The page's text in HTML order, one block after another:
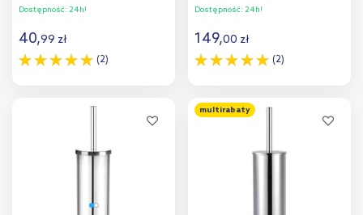
Dostępność: 24h!
40,99 zł
(2)
porównania
Dostępność: 24h!
149,00 zł
(2)
Dodaj do
porównania
multirabaty